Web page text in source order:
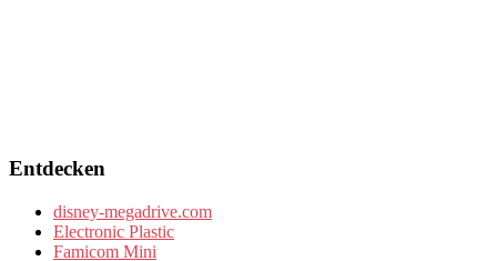
Entdecken
disney-megadrive.com
Electronic Plastic
Famicom Mini